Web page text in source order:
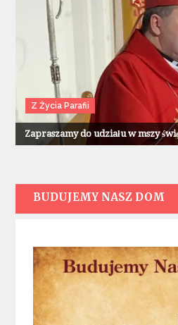
Z Życia Parafii
Zapraszamy do udziału w mszy
BUDUJEMY NASZ DOM